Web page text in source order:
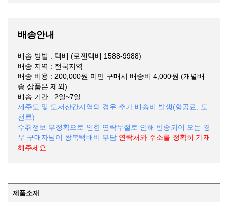
배송안내
배송 방법 : 택배 (로젠택배 1588-9988)
배송 지역 : 전국지역
배송 비용 : 200,000원 미만 구매시 배송비 4,000원 (개별배
송 상품은 제외)
배송 기간 : 2일~7일
제주도 및 도서산간지역의 경우 추가 배송비 발생(항공료, 도
선료)
수취정보 부정확으로 인한 연락두절로 인해 반송되어 오는 경
우 구매자님이 왕복택배비 부담 연락처와 주소를 정확히 기재
해주세요.
제품소재